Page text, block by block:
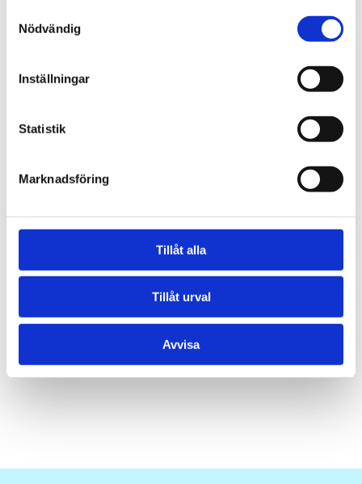
Nödvändig
Inställningar
Statistik
Marknadsföring
Tillåt alla
Tillåt urval
Avvisa